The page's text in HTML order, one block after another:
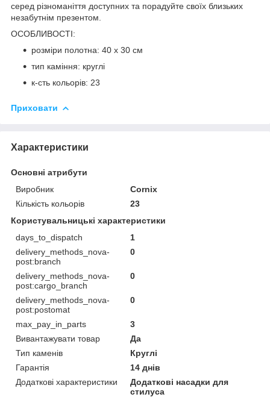
серед різноманіття доступних та порадуйте своїх близьких
незабутнім презентом.
ОСОБЛИВОСТІ:
розміри полотна: 40 x 30 см
тип каміння: круглі
к-сть кольорів: 23
Приховати
Характеристики
Основні атрибути
Виробник
Cornix
Кількість кольорів
23
Користувальницькі характеристики
days_to_dispatch
1
delivery_methods_nova-
post:branch
0
delivery_methods_nova-
post:cargo_branch
0
delivery_methods_nova-
post:postomat
0
max_pay_in_parts
3
Вивантажувати товар
Да
Тип каменів
Круглі
Гарантія
14 днів
Додаткові характеристики
Додаткові насадки для
стилуса